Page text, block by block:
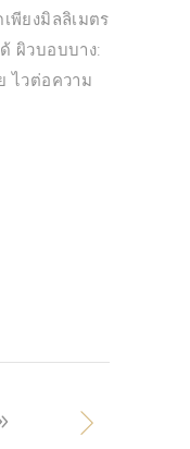
พียงมิลลิเมตร
ผิวบอบบาง:
ไวต่อความ